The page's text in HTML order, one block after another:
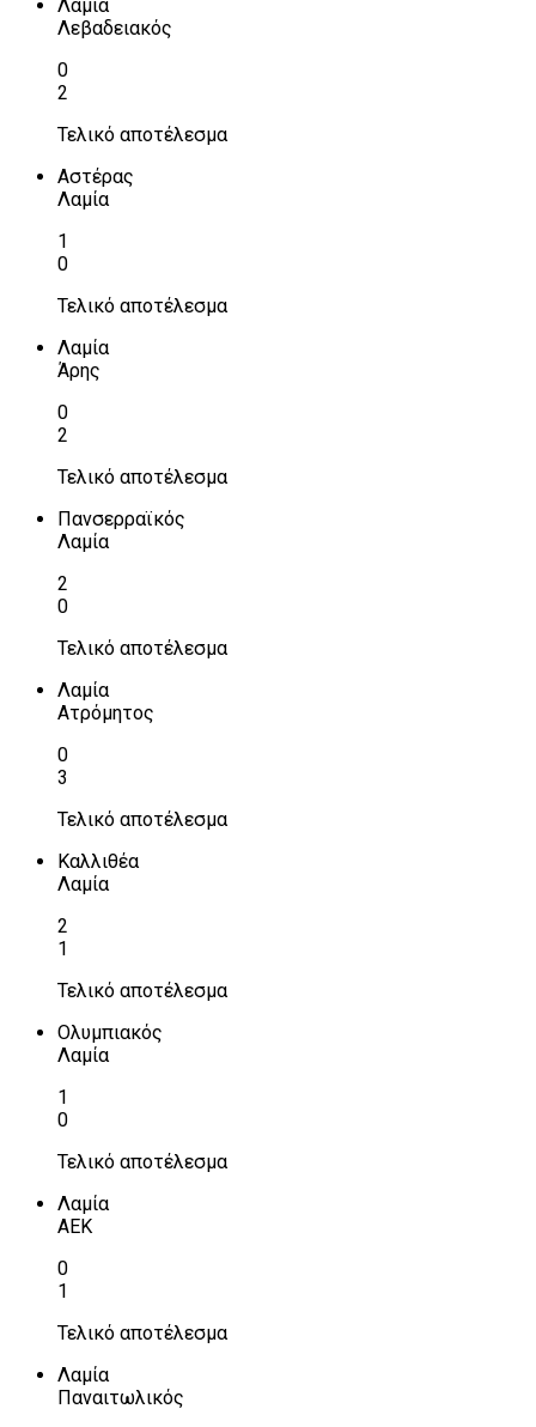
Λαμία
Λεβαδειακός
0
2
Τελικό αποτέλεσμα
Αστέρας
Λαμία
1
0
Τελικό αποτέλεσμα
Λαμία
Άρης
0
2
Τελικό αποτέλεσμα
Πανσερραϊκός
Λαμία
2
0
Τελικό αποτέλεσμα
Λαμία
Ατρόμητος
0
3
Τελικό αποτέλεσμα
Καλλιθέα
Λαμία
2
1
Τελικό αποτέλεσμα
Ολυμπιακός
Λαμία
1
0
Τελικό αποτέλεσμα
Λαμία
ΑΕΚ
0
1
Τελικό αποτέλεσμα
Λαμία
Παναιτωλικός